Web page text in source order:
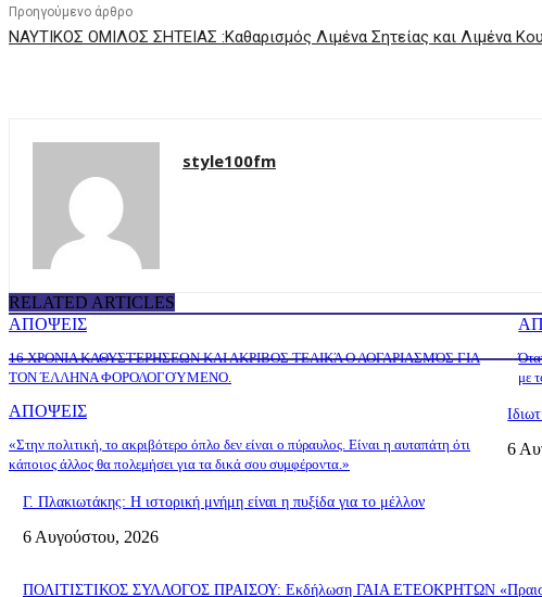
Προηγούμενο άρθρο
ΝΑΥΤΙΚΟΣ ΟΜΙΛΟΣ ΣΗΤΕΙΑΣ :Καθαρισμός Λιμένα Σητείας και Λιμένα
style100fm
RELATED ARTICLES
ΑΠΟΨΕΙΣ
16 ΧΡΟΝΙΑ ΚΑΘΥΣΤΈΡΗΣΕΩΝ ΚΑΙ ΑΚΡΙΒΟΣ ΤΕΛΙΚΆ Ο ΛΟΓΑΡΙΑΣΜΌΣ ΓΙΑ
ΤΟΝ ΈΛΛΗΝΑ ΦΟΡΟΛΟΓΟΎΜΕΝΟ.
με
ΑΠΟΨΕΙΣ
«Στην πολιτική, το ακριβότερο όπλο δεν είναι ο πύραυλος. Είναι η αυταπάτη ότι
κάποιος άλλος θα πολεμήσει για τα δικά σου συμφέροντα.»
6
Γ. Πλακιωτάκης: Η ιστορική μνήμη είναι η πυξίδα για το μέλλον
6 Αυγούστου, 2026
ΠΟΛΙΤΙΣΤΙΚΟΣ ΣΥΛΛΟΓΟΣ ΠΡΑΙΣΟΥ: Εκδήλωση ΓΑΙΑ ΕΤΕΟΚΡΗΤΩΝ